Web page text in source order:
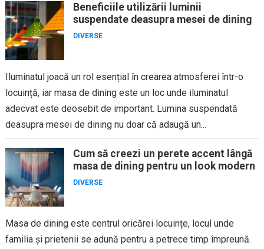
Beneficiile utilizării luminii
suspendate deasupra mesei de dining
DIVERSE
Iluminatul joacă un rol esențial în crearea atmosferei într-o
locuință, iar masa de dining este un loc unde iluminatul
adecvat este deosebit de important. Lumina suspendată
deasupra mesei de dining nu doar că adaugă un...
Cum să creezi un perete accent lângă
masa de dining pentru un look modern
DIVERSE
Masa de dining este centrul oricărei locuințe, locul unde
familia și prietenii se adună pentru a petrece timp împreună.